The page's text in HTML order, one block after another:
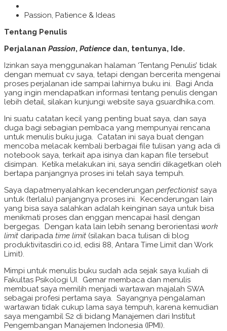
Passion, Patience & Ideas
Tentang Penulis
Perjalanan Passion, Patience dan, tentunya, Ide.
Izinkan saya menggunakan halaman ‘Tentang Penulis’ tidak
dengan memuat cv saya, tetapi dengan bercerita mengenai
proses perjalanan ide sampai lahirnya buku ini. Bagi Anda
yang ingin mendapatkan informasi tentang penulis dengan
lebih detail, silakan kunjungi website saya gsuardhika.com.
Ini suatu catatan kecil yang penting buat saya, dan saya
duga bagi sebagian pembaca yang mempunyai rencana
untuk menulis buku juga. Catatan ini saya buat dengan
mencoba melacak kembali berbagai file tulisan yang ada di
notebook saya, terkait apa isinya dan kapan file tersebut
disimpan. Ketika melakukan ini, saya sendiri dikagetkan oleh
bertapa panjangnya proses ini telah saya tempuh.
Saya dapatmenyalahkan kecenderungan perfectionist saya
untuk (terlalu) panjangnya proses ini. Kecenderungan lain
yang bisa saya salahkan adalah keinginan saya untuk bisa
menikmati proses dan enggan mencapai hasil dengan
bergegas. Dengan kata lain lebih senang berorientasi work
limit daripada time limit (silakan baca tulisan di blog
produktivitasdiri.co.id, edisi 88, Antara Time Limit dan Work
Limit).
Mimpi untuk menulis buku sudah ada sejak saya kuliah di
Fakultas Psikologi UI. Gemar membaca dan menulis
membuat saya memilih menjadi wartawan majalah SWA
sebagai profesi pertama saya. Sayangnya pengalaman
wartawan tidak cukup lama saya tempuh, karena kemudian
saya mengambil S2 di bidang Manajemen dari Institut
Pengembangan Manajemen Indonesia (IPMI).